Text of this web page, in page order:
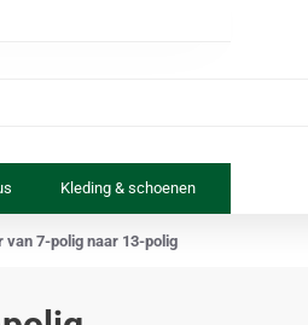
Kleding & schoenen
7-polig naar 13-polig